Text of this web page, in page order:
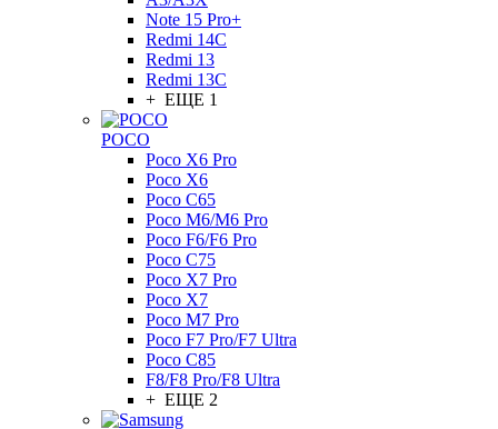
Note 15 Pro+
Redmi 14C
Redmi 13
Redmi 13C
+ ЕЩЕ 1
POCO
Poco X6 Pro
Poco X6
Poco C65
Poco M6/M6 Pro
Poco F6/F6 Pro
Poco C75
Poco X7 Pro
Poco X7
Poco M7 Pro
Poco F7 Pro/F7 Ultra
Poco C85
F8/F8 Pro/F8 Ultra
+ ЕЩЕ 2